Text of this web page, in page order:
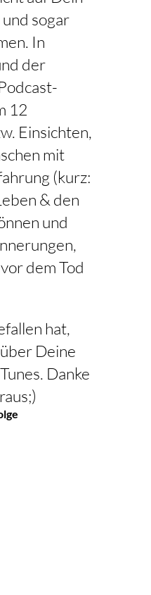
sogar
In
der
12
Einsichten,
mit
(kurz:
& den
und
dem Tod
hat,
Deine
Danke